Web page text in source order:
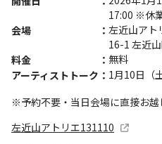
17:00 ※休
会場
左近山アト
16-1 左近
料金
無料
アーティストトーク
1月10日（
※予約不要・当日会場に直接お越
左近山アトリエ131110